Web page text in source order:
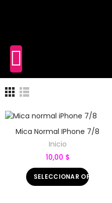
Mica Normal IPhone 7/8
Inicio
10,00 $
SELECCIONAR OPCIONES